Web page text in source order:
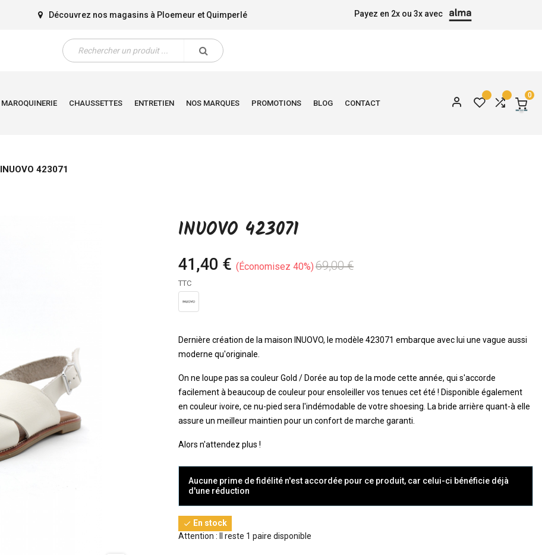
Découvrez nos magasins à Ploemeur et Quimperlé Payez en 2x ou 3x avec
MAROQUINERIE CHAUSSETTES ENTRETIEN NOS MARQUES PROMOTIONS BLOG CONTACT
0
INUOVO 423071
INUOVO 423071
41,40 € Économisez 40% 69,00 €
TTC
Dernière création de la maison INUOVO, le modèle 423071 embarque avec lui une vague aussi
moderne qu'originale.
On ne loupe pas sa couleur Gold / Dorée au top de la mode cette année, qui s'accorde
facilement à beaucoup de couleur pour ensoleiller vos tenues cet été ! Disponible également
en couleur ivoire, ce nu-pied sera l'indémodable de votre shoesing. La bride arrière quant-à elle
assure un meilleur maintien pour un confort de marche garanti.
Alors n'attendez plus !
Aucune prime de fidélité n'est accordée pour ce produit, car celui-ci bénéficie déjà
d'une réduction
 En stock
Attention : Il reste 1 paire disponible